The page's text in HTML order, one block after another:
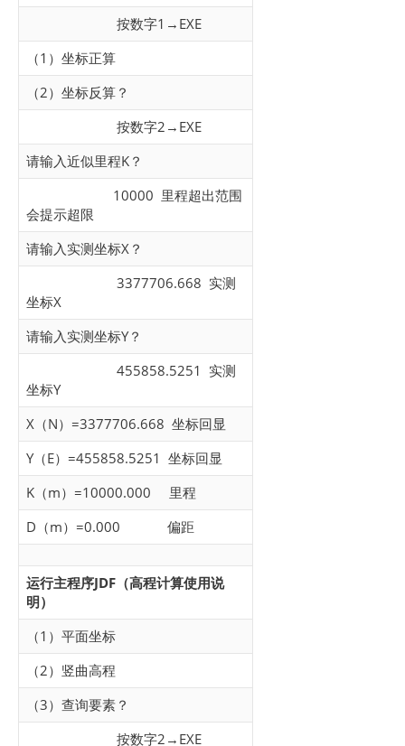
按数字1→EXE
（1）坐标正算
（2）坐标反算？
按数字2→EXE
请输入近似里程K？
10000 里程超出范围
会提示超限
请输入实测坐标X？
3377706.668 实测
坐标X
请输入实测坐标Y？
455858.5251 实测
坐标Y
X（N）=3377706.668 坐标回显
Y（E）=455858.5251 坐标回显
K（m）=10000.000 里程
D（m）=0.000 偏距
运行主程序JDF（高程计算使用说
明）
（1）平面坐标
（2）竖曲高程
（3）查询要素？
按数字2→EXE